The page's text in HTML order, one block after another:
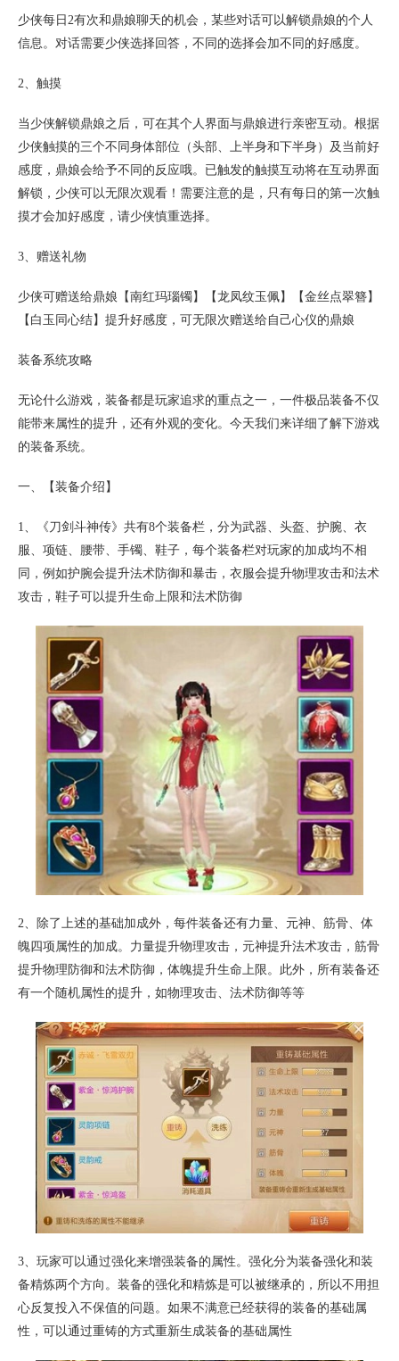
少侠每日2有次和鼎娘聊天的机会，某些对话可以解锁鼎娘的个人
信息。对话需要少侠选择回答，不同的选择会加不同的好感度。
2、触摸
当少侠解锁鼎娘之后，可在其个人界面与鼎娘进行亲密互动。根据
少侠触摸的三个不同身体部位（头部、上半身和下半身）及当前好
感度，鼎娘会给予不同的反应哦。已触发的触摸互动将在互动界面
解锁，少侠可以无限次观看！需要注意的是，只有每日的第一次触
摸才会加好感度，请少侠慎重选择。
3、赠送礼物
少侠可赠送给鼎娘【南红玛瑙镯】【龙凤纹玉佩】【金丝点翠簪】
【白玉同心结】提升好感度，可无限次赠送给自己心仪的鼎娘
装备系统攻略
无论什么游戏，装备都是玩家追求的重点之一，一件极品装备不仅
能带来属性的提升，还有外观的变化。今天我们来详细了解下游戏
的装备系统。
一、【装备介绍】
1、《刀剑斗神传》共有8个装备栏，分为武器、头盔、护腕、衣
服、项链、腰带、手镯、鞋子，每个装备栏对玩家的加成均不相
同，例如护腕会提升法术防御和暴击，衣服会提升物理攻击和法术
攻击，鞋子可以提升生命上限和法术防御
2、除了上述的基础加成外，每件装备还有力量、元神、筋骨、体
魄四项属性的加成。力量提升物理攻击，元神提升法术攻击，筋骨
提升物理防御和法术防御，体魄提升生命上限。此外，所有装备还
有一个随机属性的提升，如物理攻击、法术防御等等
3、玩家可以通过强化来增强装备的属性。强化分为装备强化和装
备精炼两个方向。装备的强化和精炼是可以被继承的，所以不用担
心反复投入不保值的问题。如果不满意已经获得的装备的基础属
性，可以通过重铸的方式重新生成装备的基础属性